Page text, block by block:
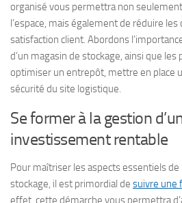
organisé vous permettra non
l’espace, mais également de réduire les
satisfaction client. Abordons
d’un magasin de stockage, ainsi que
optimiser un entrepôt, mettre en place
sécurité du site logistique.
Se former à la gestion
investissement rentable
Pour maîtriser les aspects essentiels de
stockage, il est primordial de suivre une
effet, cette démarche vous permettra